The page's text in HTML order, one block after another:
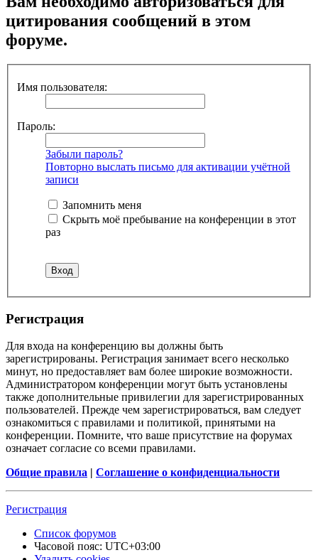
цитирования сообщений в этом
форуме.
Имя пользователя:
Пароль:
Забыли пароль?
Повторно выслать письмо для активации учётной
записи
Запомнить меня
Скрыть моё пребывание на конференции в этот
раз
Регистрация
Для входа на конференцию вы должны быть
зарегистрированы. Регистрация занимает всего несколько
минут, но предоставляет вам более широкие возможности.
Администратором конференции могут быть установлены
также дополнительные привилегии для зарегистрированных
пользователей. Прежде чем зарегистрироваться, вам следует
ознакомиться с правилами и политикой, принятыми на
конференции. Помните, что ваше присутствие на форумах
означает согласие со всеми правилами.
Общие правила | Соглашение о конфиденциальности
Регистрация
Список форумов
Часовой пояс: UTC+03:00